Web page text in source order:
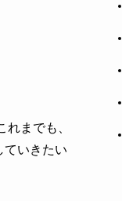
までも、
ていきたい